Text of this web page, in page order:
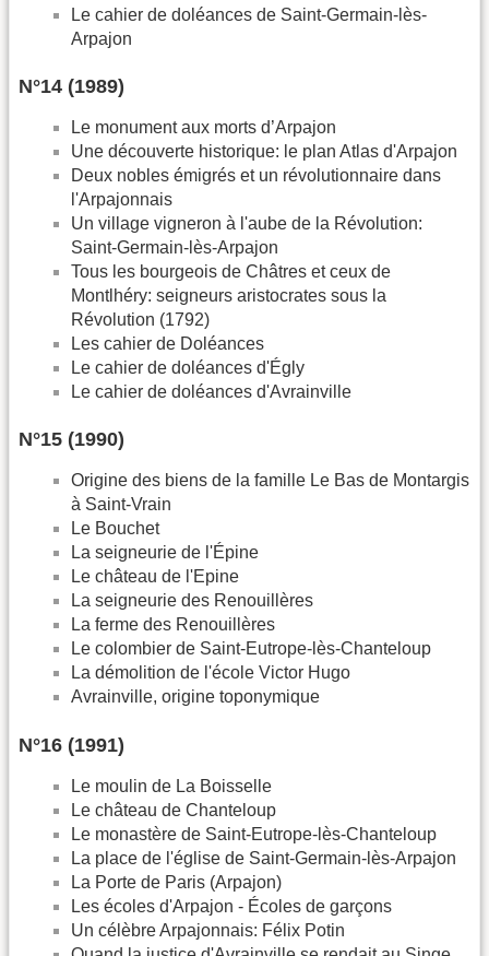
Le cahier de doléances de Saint-Germain-lès-
Arpajon
N°14 (1989)
Le monument aux morts d’Arpajon
Une découverte historique: le plan Atlas d'Arpajon
Deux nobles émigrés et un révolutionnaire dans
l'Arpajonnais
Un village vigneron à l'aube de la Révolution:
Saint-Germain-lès-Arpajon
Tous les bourgeois de Châtres et ceux de
Montlhéry: seigneurs aristocrates sous la
Révolution (1792)
Les cahier de Doléances
Le cahier de doléances d'Égly
Le cahier de doléances d'Avrainville
N°15 (1990)
Origine des biens de la famille Le Bas de Montargis
à Saint-Vrain
Le Bouchet
La seigneurie de l'Épine
Le château de l'Epine
La seigneurie des Renouillères
La ferme des Renouillères
Le colombier de Saint-Eutrope-lès-Chanteloup
La démolition de l'école Victor Hugo
Avrainville, origine toponymique
N°16 (1991)
Le moulin de La Boisselle
Le château de Chanteloup
Le monastère de Saint-Eutrope-lès-Chanteloup
La place de l'église de Saint-Germain-lès-Arpajon
La Porte de Paris (Arpajon)
Les écoles d'Arpajon - Écoles de garçons
Un célèbre Arpajonnais: Félix Potin